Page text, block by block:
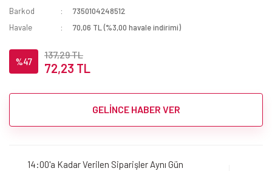
Barkod
7350104248512
Havale
70,06 TL (%3,00 havale indirimi)
%47
137,29 TL
72,23 TL
GELİNCE HABER VER
14:00'a Kadar Verilen Siparişler Aynı Gün